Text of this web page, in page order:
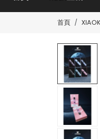
首頁